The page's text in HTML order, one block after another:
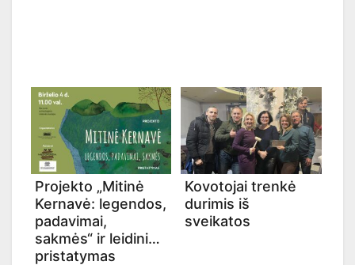
Projekto „Mitinė
Kernavė: legendos,
padavimai,
sakmės“ ir leidinio
pristatymas
Kovotojai trenkė
durimis iš
sveikatos